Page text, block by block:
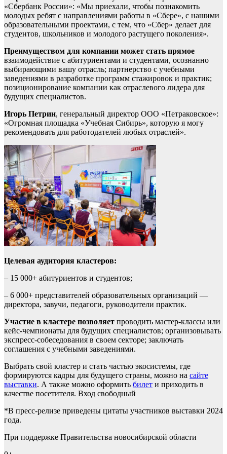
«Сбербанк России»: «Мы приехали, чтобы познакомить
молодых ребят с направлениями работы в «Сбере», с нашими
образовательными проектами, с тем, что «Сбер» делает для
студентов, школьников и молодого растущего поколения».
Преимуществом для компании может стать прямое
взаимодействие с абитуриентами и студентами, осознанно
выбирающими вашу отрасль; партнерство с учебными
заведениями в разработке программ стажировок и практик;
позиционирование компании как отраслевого лидера для
будущих специалистов.
Игорь Петрин, генеральный директор ООО «Петраковское»:
«Огромная площадка «Учебная Сибирь», которую я могу
рекомендовать для работодателей любых отраслей».
Целевая аудитория кластеров:
– 15 000+ абитуриентов и студентов;
– 6 000+ представителей образовательных организаций —
директора, завучи, педагоги, руководители практик.
Участие в кластере позволяет проводить мастер-классы или
кейс-чемпионаты для будущих специалистов; организовывать
экспресс-собеседования в своем секторе; заключать
соглашения с учебными заведениями.
Выбрать свой кластер и стать частью экосистемы, где
формируются кадры для будущего страны, можно на сайте
выставки. А также можно оформить билет и приходить в
качестве посетителя. Вход свободный
*В пресс-релизе приведены цитаты участников выставки 2024
года.
При поддержке Правительства новосибирской области